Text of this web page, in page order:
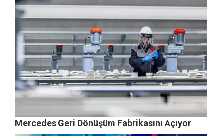
Mercedes Geri Dönüşüm Fabrikasını Açıyor